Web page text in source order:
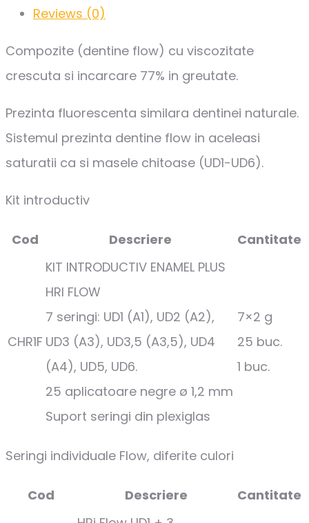
Reviews (0)
Compozite (dentine flow) cu viscozitate
crescuta si incarcare 77% in greutate.
Prezinta fluorescenta similara dentinei naturale.
Sistemul prezinta dentine flow in aceleasi
saturatii ca si masele chitoase (UD1-UD6).
Kit introductiv
Cod Descriere Cantitate
CHR1F
KIT INTRODUCTIV ENAMEL PLUS
HRI FLOW
7 seringi: UD1 (A1), UD2 (A2),
UD3 (A3), UD3,5 (A3,5), UD4
(A4), UD5, UD6.
25 aplicatoare negre ø 1,2 mm
Suport seringi din plexiglas
7×2 g
25 buc.
1 buc.
Seringi individuale Flow, diferite culori
Cod Descriere
Cantitate